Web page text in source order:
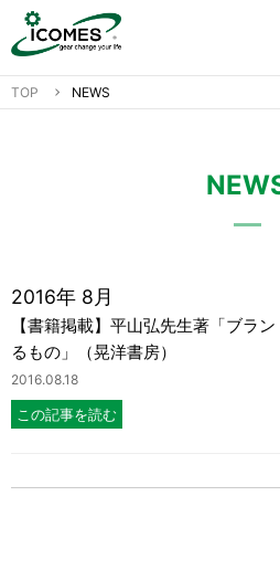
TOP NEWS
2016年 8月
【書籍掲載】平山弘先生著「ブラ
るもの」（晃洋書房）
2016.08.18
この記事を読む